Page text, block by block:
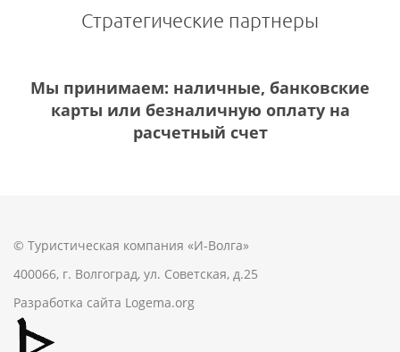
Стратегические партнеры
Мы принимаем: наличные, банковские
карты или безналичную оплату на
расчетный счет
© Туристическая компания «И-Волга»
400066, г. Волгоград, ул. Советская, д.25
Разработка сайта Logema.org